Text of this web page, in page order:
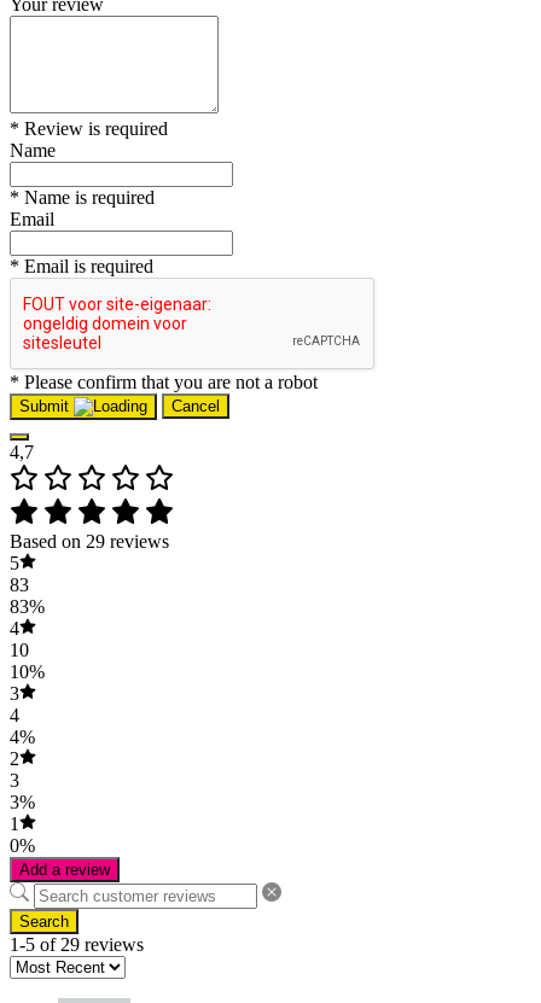
* Review is required
Name
* Name is required
Email
* Email is required
* Please confirm that you are not a robot
Submit Cancel
4,7
Based on 29 reviews
5
83
83%
4
10
10%
3
4
4%
2
3
3%
1
0%
Add a review
Search
1-5 of 29 reviews